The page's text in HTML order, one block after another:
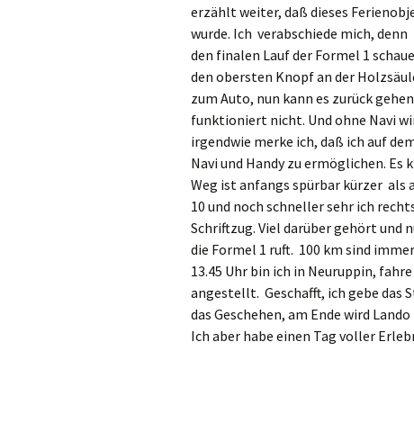
erzählt weiter, daß dieses
wurde. Ich verabschiede mich,
den finalen Lauf der Formel 1
den obersten Knopf an der
zum Auto, nun kann es zurück
funktioniert nicht. Und ohne Navi
irgendwie merke ich, daß ich auf
Navi und Handy zu ermöglichen. Es
Weg ist anfangs spürbar kürzer als
10 und noch schneller sehr ich
Schriftzug. Viel darüber gehört und
die Formel 1 ruft. 100 km sind
13.45 Uhr bin ich in Neuruppin,
angestellt. Geschafft, ich gebe das
das Geschehen, am Ende wird
Ich aber habe einen Tag voller